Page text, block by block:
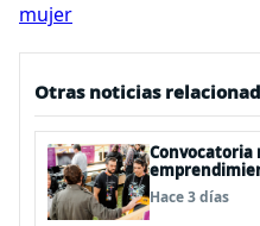
mujer
Otras noticias
Convocatoria
gratuito en el
Hace 3 días